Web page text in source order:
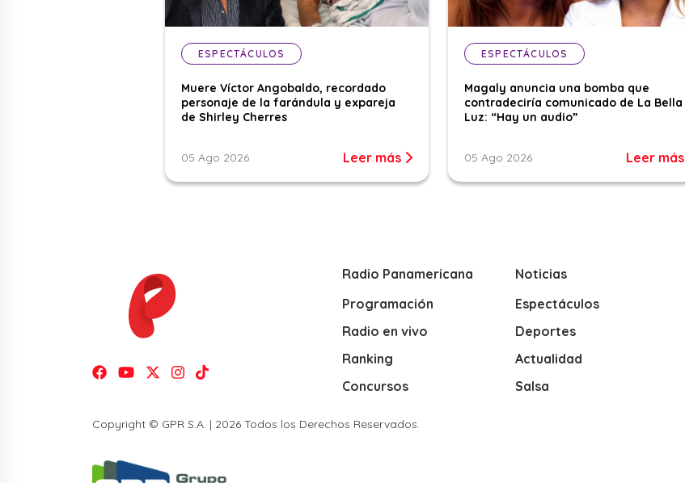
ESPECTÁCULOS
Muere Víctor Angobaldo, recordado
personaje de la farándula y expareja
de Shirley Cherres
05 Ago 2026 Leer más
ESPECTÁCULOS
Magaly anuncia una bomba que
contradeciría comunicado de La Bella
Luz: “Hay un audio”
05 Ago 2026 Leer más
Radio Panamericana
Programación
Radio en vivo
Ranking
Concursos
Noticias
Espectáculos
Deportes
Actualidad
Salsa
Copyright © GPR S.A. | 2026 Todos los Derechos Reservados.